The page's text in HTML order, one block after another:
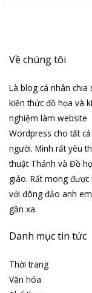
Chia sẻ
Cuộc sống
Ebook
Giáo hội Hoàn Vũ
Giáo hội Việt Nam
Góc chia sẻ
Hình ảnh
Học hỏi YouCat